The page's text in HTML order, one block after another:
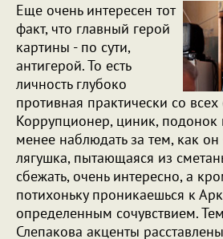
Еще очень интересен тот
факт, что главный герой
картины - по сути,
антигерой. То есть
личность глубоко
противная практически со всех
Коррупционер, циник, подонок
менее наблюдать за тем, как он
лягушка, пытающаяся из
сбежать, очень интересно, а
потихоньку проникаешься к
определенным сочувствием.
Слепакова акценты